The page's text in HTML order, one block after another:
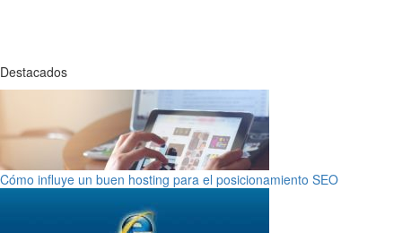
Destacados
Cómo influye un buen hosting para el posicionamiento SEO